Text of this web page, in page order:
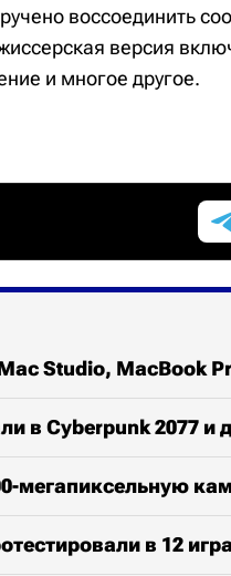
воссоединить
версия
и многое другое.
Studio, MacBook
в Cyberpunk 2077 и
мегапиксельную
в 12